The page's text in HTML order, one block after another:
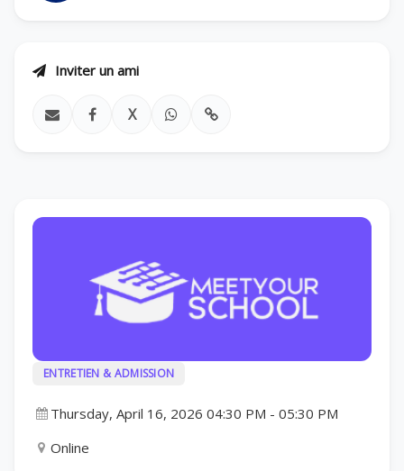
ENTRETIEN & ADMISSION
Thursday, April 16, 2026 04:30 PM - 05:30 PM
Online
Inviter un ami
X